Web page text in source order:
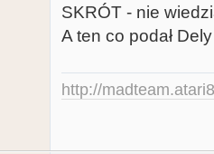
SKRÓT - nie
A ten co podał
http://